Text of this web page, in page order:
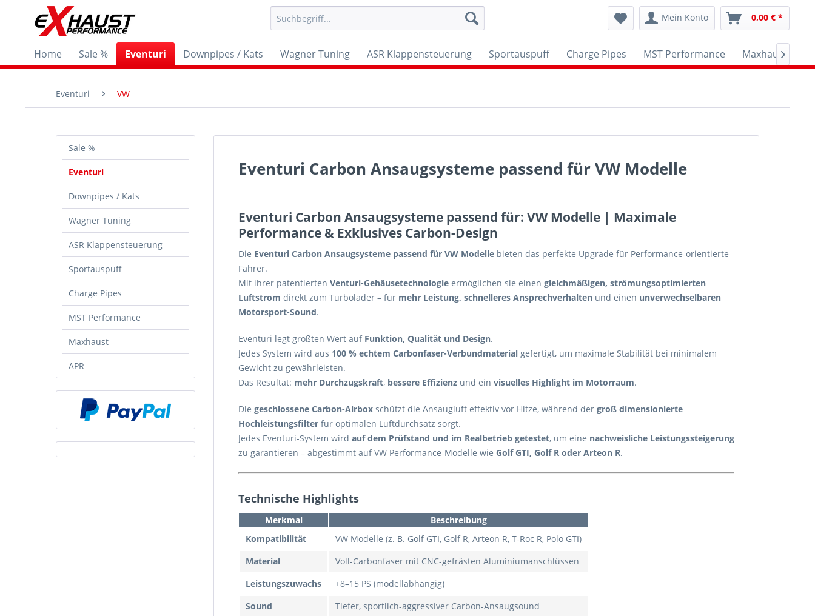
Mein Konto 0,00 € *
Home Sale % Eventuri Downpipes / Kats Wagner Tuning ASR Klappensteuerung Sportauspuff Charge Pipes MST Performance Maxhaust

Eventuri VW
Sale %
Eventuri
Downpipes / Kats
Wagner Tuning
ASR Klappensteuerung
Sportauspuff
Charge Pipes
MST Performance
Maxhaust
APR
Eventuri Carbon Ansaugsysteme passend für VW Modelle
Eventuri Carbon Ansaugsysteme passend für: VW Modelle | Maximale
Performance & Exklusives Carbon-Design
Die Eventuri Carbon Ansaugsysteme passend für VW Modelle bieten das perfekte Upgrade für Performance-orientierte
Fahrer.
Mit ihrer patentierten Venturi-Gehäusetechnologie ermöglichen sie einen gleichmäßigen, strömungsoptimierten
Luftstrom direkt zum Turbolader – für mehr Leistung, schnelleres Ansprechverhalten und einen unverwechselbaren
Motorsport-Sound.
Eventuri legt größten Wert auf Funktion, Qualität und Design.
Jedes System wird aus 100 % echtem Carbonfaser-Verbundmaterial gefertigt, um maximale Stabilität bei minimalem
Gewicht zu gewährleisten.
Das Resultat: mehr Durchzugskraft, bessere Effizienz und ein visuelles Highlight im Motorraum.
Die geschlossene Carbon-Airbox schützt die Ansaugluft effektiv vor Hitze, während der groß dimensionierte
Hochleistungsfilter für optimalen Luftdurchsatz sorgt.
Jedes Eventuri-System wird auf dem Prüfstand und im Realbetrieb getestet, um eine nachweisliche Leistungssteigerung
zu garantieren – abgestimmt auf VW Performance-Modelle wie Golf GTI, Golf R oder Arteon R.
Technische Highlights
Merkmal
Beschreibung
Kompatibilität
VW Modelle (z. B. Golf GTI, Golf R, Arteon R, T-Roc R, Polo GTI)
Material
Voll-Carbonfaser mit CNC-gefrästen Aluminiumanschlüssen
Leistungszuwachs
+8–15 PS (modellabhängig)
Sound
Tiefer, sportlich-aggressiver Carbon-Ansaugsound